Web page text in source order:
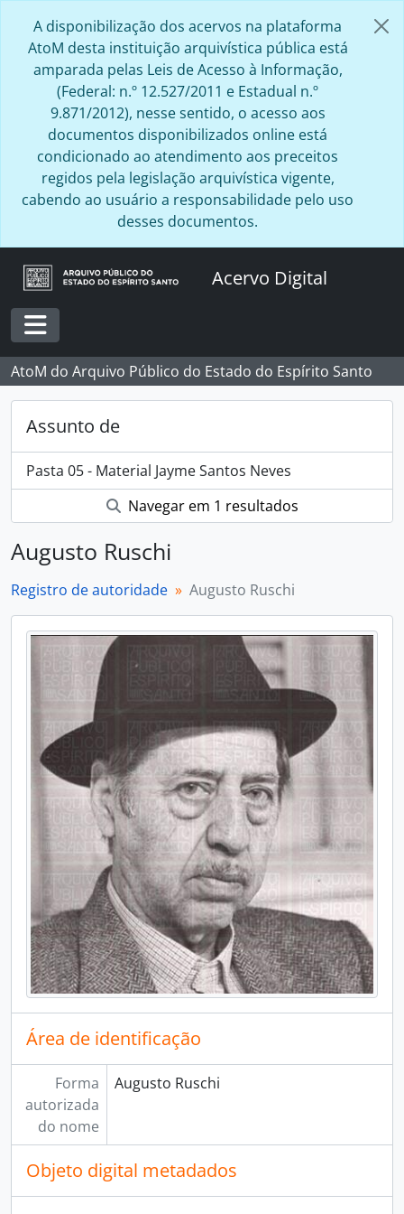
A disponibilização dos acervos na plataforma
AtoM desta instituição arquivística pública está
amparada pelas Leis de Acesso à Informação,
(Federal: n.º 12.527/2011 e Estadual n.º
9.871/2012), nesse sentido, o acesso aos
documentos disponibilizados online está
condicionado ao atendimento aos preceitos
regidos pela legislação arquivística vigente,
cabendo ao usuário a responsabilidade pelo uso
desses documentos.
Acervo Digital
Toggle navigation
AtoM do Arquivo Público do Estado do Espírito Santo
Assunto de
Pasta 05 - Material Jayme Santos Neves
Navegar em 1 resultados
Augusto Ruschi
Registro de autoridade Augusto Ruschi
Área de identificação
Forma
autorizada
do nome
Augusto Ruschi
Objeto digital metadados